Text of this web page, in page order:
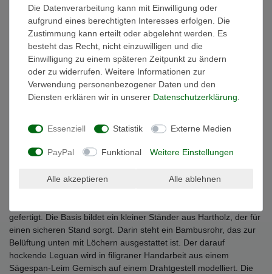
Weitere Details
EU-Verantwortlicher
Mystische Tierfiguren als
inkl. einer Packung indischer
Räucherstäbchen
✓ Wählen Sie einfach Ihre Lieblings-Figur.
Der originelle Räucherstäbchenständer besticht durch das
gefertigt. Die Basis bildet ein kleiner Ständer aus Hartholz, der für
einen sicheren Stand sorgt. Darin steht ein Bambusrohr, das zur
Belüftung unten mit Löchern ausgestattet ist. Der darauf
hockende Leguan wird in filigraner Handarbeit aus einem
Sägespan-Leim Gemisch auf einem Drahtgestell modelliert. Die
Die Datenverarbeitung kann mit Einwilligung oder
aufgrund eines berechtigten Interesses erfolgen. Die
Zustimmung kann erteilt oder abgelehnt werden. Es
besteht das Recht, nicht einzuwilligen und die
Einwilligung zu einem späteren Zeitpunkt zu ändern
oder zu widerrufen. Weitere Informationen zur
Verwendung personenbezogener Daten und den
Diensten erklären wir in unserer Daten­schutz­erklärung
Essenziell Statistik Externe Medien
PayPal Funktional Weitere Einstellungen
Alle akzeptieren Alle ablehnen